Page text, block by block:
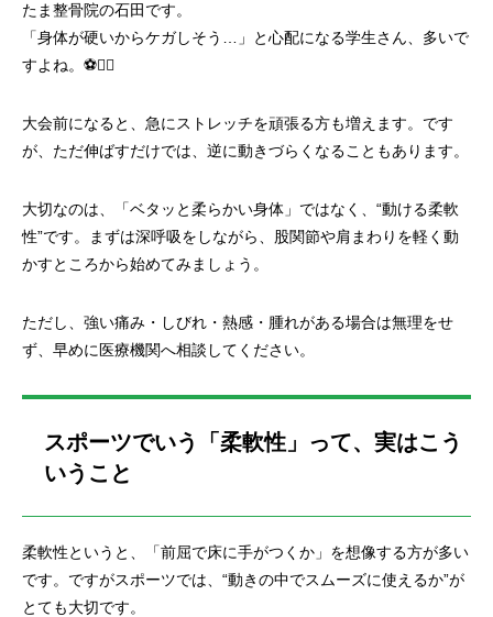
たま整骨院の石田です。
「身体が硬いからケガしそう…」と心配になる学生さん、多いで
すよね。⚽🏃‍♂️
大会前になると、急にストレッチを頑張る方も増えます。です
が、ただ伸ばすだけでは、逆に動きづらくなることもあります。
大切なのは、「ベタッと柔らかい身体」ではなく、“動ける柔軟
性”です。まずは深呼吸をしながら、股関節や肩まわりを軽く動
かすところから始めてみましょう。
ただし、強い痛み・しびれ・熱感・腫れがある場合は無理をせ
ず、早めに医療機関へ相談してください。
スポーツでいう「柔軟性」って、実はこう
いうこと
柔軟性というと、「前屈で床に手がつくか」を想像する方が多い
です。ですがスポーツでは、“動きの中でスムーズに使えるか”が
とても大切です。